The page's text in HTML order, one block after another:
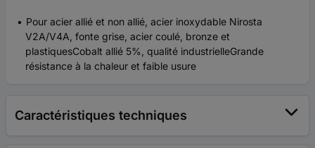
Pour acier allié et non allié, acier inoxydable Nirosta
V2A/V4A, fonte grise, acier coulé, bronze et
plastiquesCobalt allié 5%, qualité industrielleGrande
résistance à la chaleur et faible usure
Caractéristiques techniques